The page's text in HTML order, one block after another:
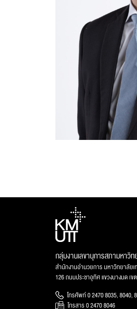
กลุ่มงานเลขานุการสภามหาวิ
สำนักงานอำนวยการ มหาวิทยาลัยเ
126 ถนนประชาอุทิศ แขวงบางมด เ
โทรศัพท์ 0 2470 8035, 8040,
โทรสาร 0 2470 8046